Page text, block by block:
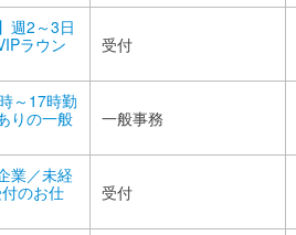
週2～3日
ラウン
受付
～17時勤
りの一般
一般事務
業／未経
のお仕
受付